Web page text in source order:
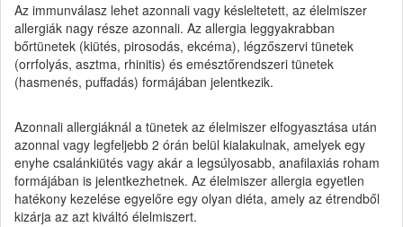
Az immunválasz lehet azonnali vagy késleltetett, az élelmiszer
allergiák nagy része azonnali. Az allergia leggyakrabban
bőrtünetek (kiütés, pirosodás, ekcéma), légzőszervi tünetek
(orrfolyás, asztma, rhinitis) és emésztőrendszeri tünetek
(hasmenés, puffadás) formájában jelentkezik.
Azonnali allergiáknál a tünetek az élelmiszer elfogyasztása után
azonnal vagy legfeljebb 2 órán belül kialakulnak, amelyek egy
enyhe csalánkiütés vagy akár a legsúlyosabb, anafilaxiás roham
formájában is jelentkezhetnek. Az élelmiszer allergia egyetlen
hatékony kezelése egyelőre egy olyan diéta, amely az étrendből
kizárja az azt kiváltó élelmiszert.